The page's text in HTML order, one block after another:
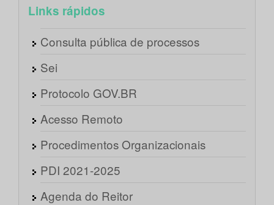
Links rápidos
Consulta pública de processos
Sei
Protocolo GOV.BR
Acesso Remoto
Procedimentos Organizacionais
PDI 2021-2025
Agenda do Reitor